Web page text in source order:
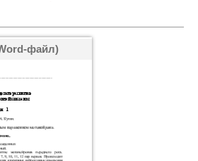
файл)